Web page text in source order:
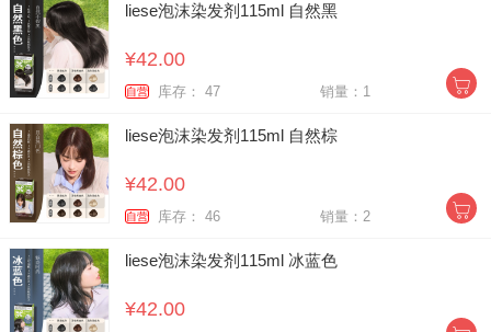
liese泡沫染发剂115ml 自然黑
¥42.00
自营 库存： 47 销量：1
liese泡沫染发剂115ml 自然棕
¥42.00
自营 库存： 46 销量：2
liese泡沫染发剂115ml 冰蓝色
¥42.00